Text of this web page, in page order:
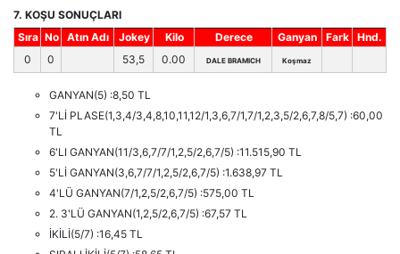
7. KOŞU SONUÇLARI
Sıra No Atın Adı Jokey Kilo Derece Ganyan Fark Hnd.
0
0 53,5 0.00 DALE BRAMICH Koşmaz
GANYAN(5) :8,50 TL
7'Lİ PLASE(1,3,4/3,4,8,10,11,12/1,3,6,7/1,7/1,2,3,5/2,6,7,8/5,7) :60,00
TL
6'LI GANYAN(11/3,6,7/7/1,2,5/2,6,7/5) :11.515,90 TL
5'Lİ GANYAN(3,6,7/7/1,2,5/2,6,7/5) :1.638,97 TL
4'LÜ GANYAN(7/1,2,5/2,6,7/5) :575,00 TL
2. 3'LÜ GANYAN(1,2,5/2,6,7/5) :67,57 TL
İKİLİ(5/7) :16,45 TL